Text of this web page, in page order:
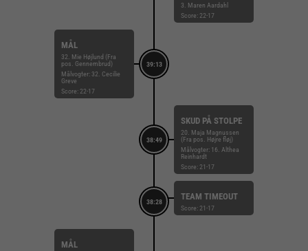
3. Maren Aardahl
Score: 22-17
39:13
MÅL
32. Mie Højlund (Fra
pos. Gennembrud)
Målvogter: 32. Cecilie
Greve
Score: 22-17
38:49
SKUD PÅ STOLPE
20. Maja Magnussen
(Fra pos. Højre fløj)
Målvogter: 16. Althea
Reinhardt
Score: 21-17
38:28
TEAM TIMEOUT
Score: 21-17
MÅL